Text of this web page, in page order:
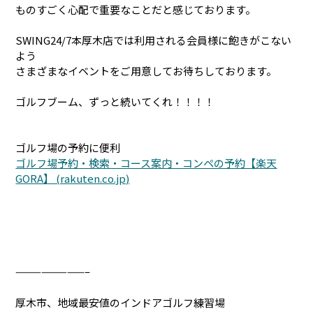
ものすごく心配で重要なことだと感じております。
SWING24/7本厚木店では利用される会員様に飽きがこない
よう
さまざまなイベントをご用意してお待ちしております。
ゴルフブーム、ずっと続いてくれ！！！！
ゴルフ場の予約に便利
ゴルフ場予約・検索・コース案内・コンペの予約【楽天
GORA】 (rakuten.co.jp)
————————–
厚木市、地域最安値のインドアゴルフ練習場